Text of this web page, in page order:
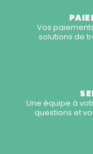
Vos
solutions de
Une équipe à
questions et